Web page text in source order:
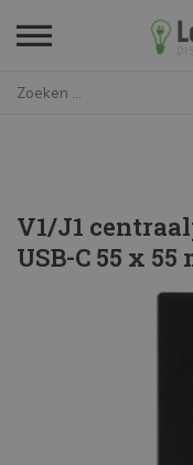
V1/J1
USB-C 55 x